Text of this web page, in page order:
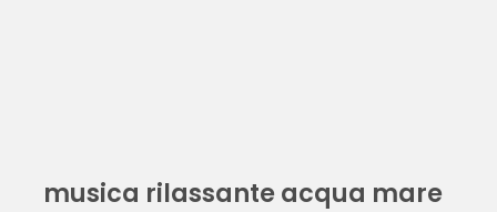
musica rilassante acqua mare